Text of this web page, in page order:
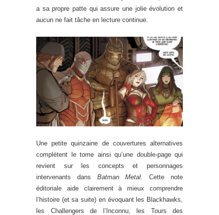
a sa propre patte qui assure une jolie évolution et
aucun ne fait tâche en lecture continue.
Une petite quinzaine de couvertures alternatives
complètent le tome ainsi qu’une double-page qui
revient sur les concepts et personnages
intervenants dans Batman Metal . Cette note
éditoriale aide clairement à mieux comprendre
l’histoire (et sa suite) en évoquant les Blackhawks,
les Challengers de l’Inconnu, les Tours des